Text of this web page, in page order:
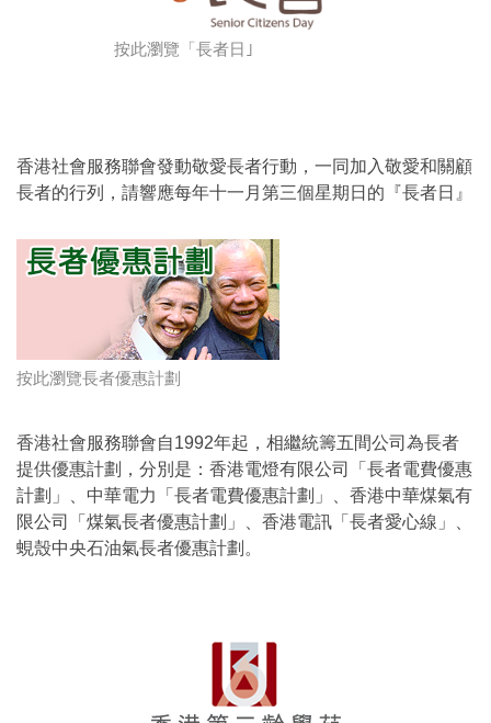
按此瀏覽「長者日｣
香港社會服務聯會發動敬愛長者行動，一同加入敬愛和關顧
長者的行列，請響應每年十一月第三個星期日的『長者日』
按此瀏覽長者優惠計劃
香港社會服務聯會自1992年起，相繼統籌五間公司為長者
提供優惠計劃，分別是：香港電燈有限公司「長者電費優惠
計劃」、中華電力「長者電費優惠計劃」、香港中華煤氣有
限公司「煤氣長者優惠計劃」、香港電訊「長者愛心線」、
蜆殼中央石油氣長者優惠計劃。